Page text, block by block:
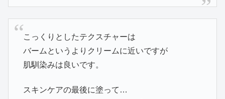
こっくりとしたテクスチャーは
バームというよりクリームに近いですが
肌馴染みは良いです。
スキンケアの最後に塗って…